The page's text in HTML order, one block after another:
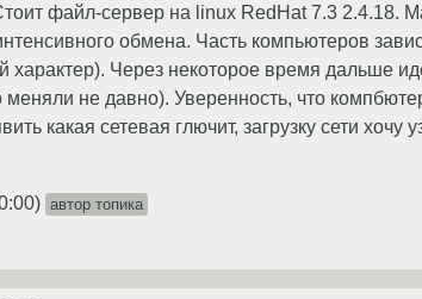
файл-сервер на linux RedHat 7.3 2.4.18.
обмена. Часть компьютеров
характер). Через некоторое время дальше
не давно). Уверенность, что
какая сетевая глючит, загрузку сети хочу
) автор топика